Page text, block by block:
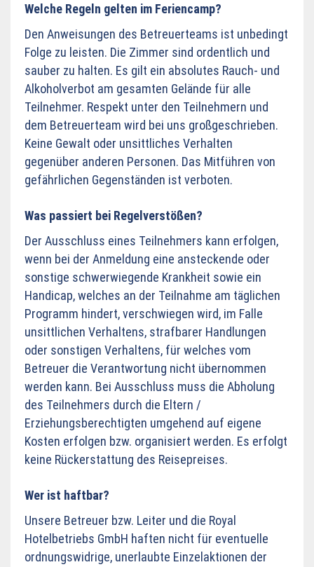
Welche Regeln gelten im Feriencamp?
Den Anweisungen des Betreuerteams ist unbedingt
Folge zu leisten. Die Zimmer sind ordentlich und
sauber zu halten. Es gilt ein absolutes Rauch- und
Alkoholverbot am gesamten Gelände für alle
Teilnehmer. Respekt unter den Teilnehmern und
dem Betreuerteam wird bei uns großgeschrieben.
Keine Gewalt oder unsittliches Verhalten
gegenüber anderen Personen. Das Mitführen von
gefährlichen Gegenständen ist verboten.
Was passiert bei Regelverstößen?
Der Ausschluss eines Teilnehmers kann erfolgen,
wenn bei der Anmeldung eine ansteckende oder
sonstige schwerwiegende Krankheit sowie ein
Handicap, welches an der Teilnahme am täglichen
Programm hindert, verschwiegen wird, im Falle
unsittlichen Verhaltens, strafbarer Handlungen
oder sonstigen Verhaltens, für welches vom
Betreuer die Verantwortung nicht übernommen
werden kann. Bei Ausschluss muss die Abholung
des Teilnehmers durch die Eltern /
Erziehungsberechtigten umgehend auf eigene
Kosten erfolgen bzw. organisiert werden. Es erfolgt
keine Rückerstattung des Reisepreises.
Wer ist haftbar?
Unsere Betreuer bzw. Leiter und die Royal
Hotelbetriebs GmbH haften nicht für eventuelle
ordnungswidrige, unerlaubte Einzelaktionen der